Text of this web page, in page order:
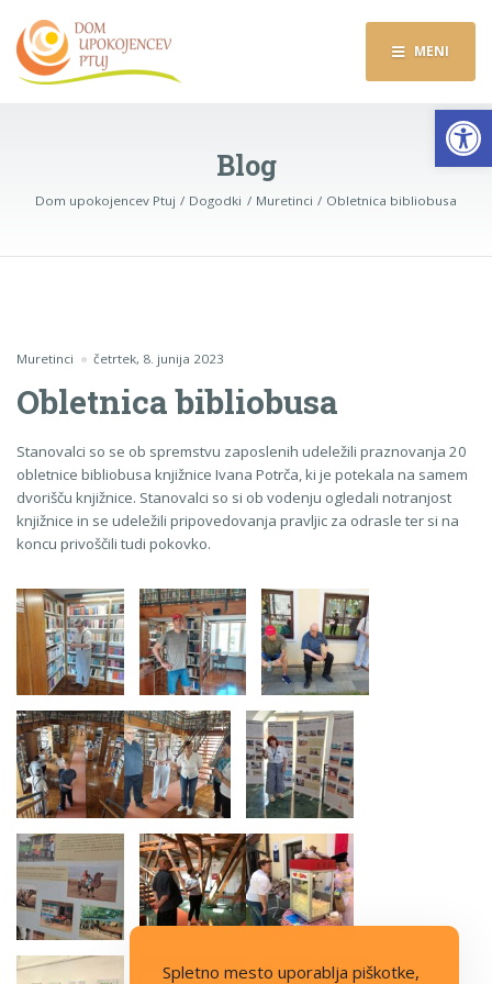
MENI
Blog
Dom upokojencev Ptuj Dogodki Muretinci Obletnica bibliobusa
Muretinci četrtek, 8. junija 2023
Obletnica bibliobusa
Stanovalci so se ob spremstvu zaposlenih udeležili praznovanja 20
obletnice bibliobusa knjižnice Ivana Potrča, ki je potekala na samem
dvorišču knjižnice. Stanovalci so si ob vodenju ogledali notranjost
knjižnice in se udeležili pripovedovanja pravljic za odrasle ter si na
koncu privoščili tudi pokovko.
Spletno mesto uporablja piškotke,